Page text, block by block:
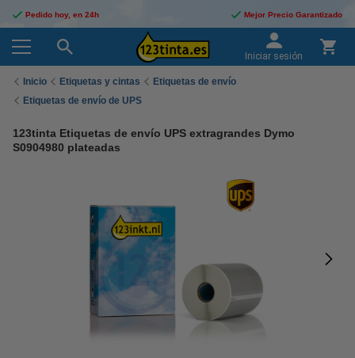
Pedido hoy, en 24h Mejor Precio Garantizado
Iniciar sesión
Inicio Etiquetas y cintas
Etiquetas de envío
Etiquetas de envío de UPS
123tinta Etiquetas de envío UPS extragrandes Dymo
S0904980 plateadas